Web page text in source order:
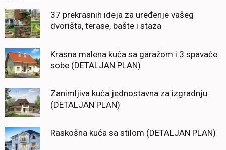
37 prekrasnih ideja za uređenje vašeg
dvorišta, terase, bašte i staza
Krasna malena kuća sa garažom i 3 spavaće
sobe (DETALJAN PLAN)
Zanimljiva kuća jednostavna za izgradnju
(DETALJAN PLAN)
Raskošna kuća sa stilom (DETALJAN PLAN)